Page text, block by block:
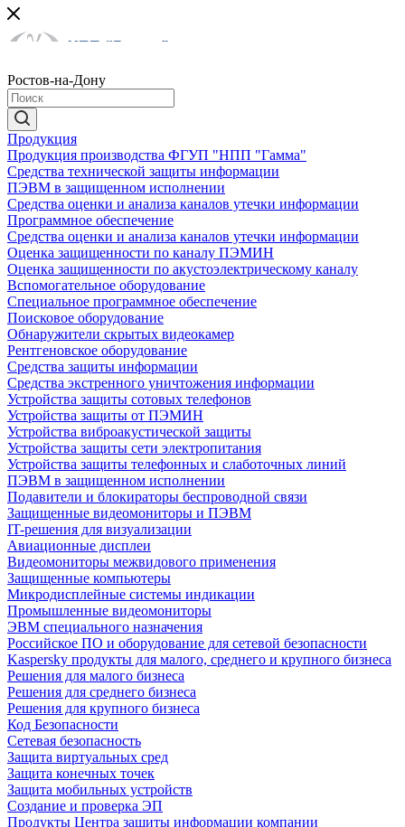
Ростов-на-Дону
Продукция
Продукция производства ФГУП "НПП "Гамма"
Средства технической защиты информации
ПЭВМ в защищенном исполнении
Средства оценки и анализа каналов утечки информации
Программное обеспечение
Средства оценки и анализа каналов утечки информации
Оценка защищенности по каналу ПЭМИН
Оценка защищенности по акустоэлектрическому каналу
Вспомогательное оборудование
Специальное программное обеспечение
Поисковое оборудование
Обнаружители скрытых видеокамер
Рентгеновское оборудование
Средства защиты информации
Средства экстренного уничтожения информации
Устройства защиты сотовых телефонов
Устройства защиты от ПЭМИН
Устройства виброакустической защиты
Устройства защиты сети электропитания
Устройства защиты телефонных и слаботочных линий
ПЭВМ в защищенном исполнении
Подавители и блокираторы беспроводной связи
Защищенные видеомониторы и ПЭВМ
IT-решения для визуализации
Авиационные дисплеи
Видеомониторы межвидового применения
Защищенные компьютеры
Микродисплейные системы индикации
Промышленные видеомониторы
ЭВМ специального назначения
Российское ПО и оборудование для сетевой безопасности
Kaspersky продукты для малого, среднего и крупного бизнеса
Решения для малого бизнеса
Решения для среднего бизнеса
Решения для крупного бизнеса
Код Безопасности
Сетевая безопасность
Защита виртуальных сред
Защита конечных точек
Защита мобильных устройств
Создание и проверка ЭП
Продукты Центра защиты информации компании